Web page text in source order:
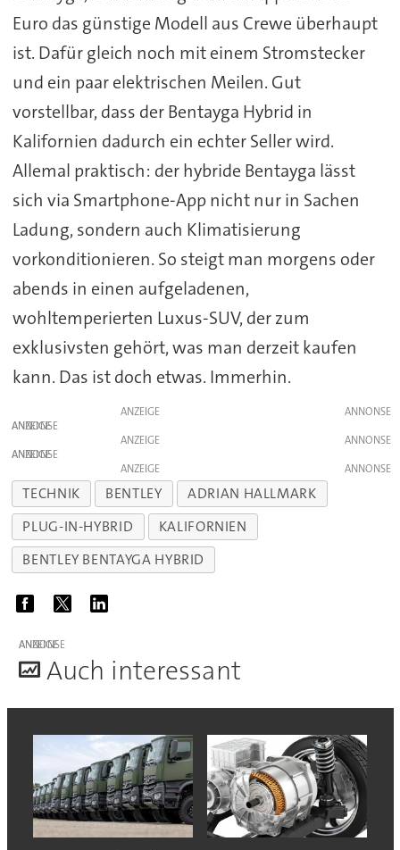
Euro das günstige Modell aus Crewe überhaupt
ist. Dafür gleich noch mit einem Stromstecker
und ein paar elektrischen Meilen. Gut
vorstellbar, dass der Bentayga Hybrid in
Kalifornien dadurch ein echter Seller wird.
Allemal praktisch: der hybride Bentayga lässt
sich via Smartphone-App nicht nur in Sachen
Ladung, sondern auch Klimatisierung
vorkonditionieren. So steigt man morgens oder
abends in einen aufgeladenen,
wohltemperierten Luxus-SUV, der zum
exklusivsten gehört, was man derzeit kaufen
kann. Das ist doch etwas. Immerhin.
ANZEIGE
ANZEIGE
ANZEIGE
ANZEIGE
ANZEIGE
TECHNIK BENTLEY
ADRIAN HALLMARK
PLUG-IN-HYBRID
KALIFORNIEN
BENTLEY BENTAYGA HYBRID
ANZEIGE
Auch interessant